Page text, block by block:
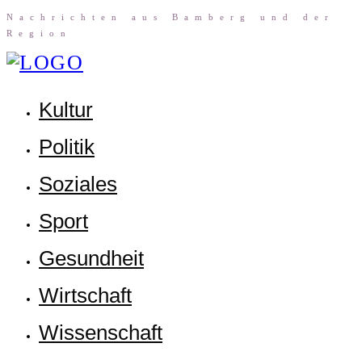
Nach­rich­ten aus Bam­berg und der
Region
Kul­tur
Poli­tik
Sozia­les
Sport
Gesund­heit
Wirt­schaft
Wis­sen­schaft